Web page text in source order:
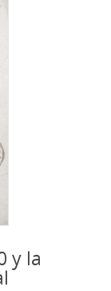
y la